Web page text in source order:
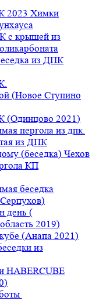
2023 Химки
с крышей из
из ДПК
(Новое Ступино
(Одинцово 2021)
пергола из дпк.
из ДПК
(беседка) Чехов
КП
беседка
день (
2019)
(Анапа 2021)
из
HABERCUBE